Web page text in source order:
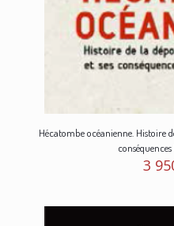
Hécatombe océanienne. Histoire
conséquences
3